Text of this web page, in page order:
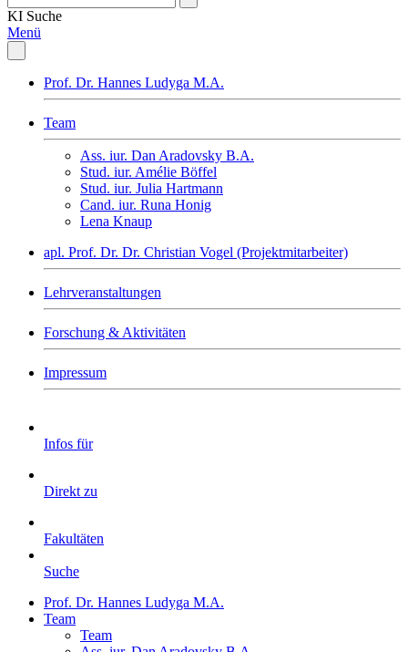
KI Suche
Menü
Prof. Dr. Hannes Ludyga M.A.
Team
Ass. iur. Dan Aradovsky B.A.
Stud. iur. Amélie Böffel
Stud. iur. Julia Hartmann
Cand. iur. Runa Honig
Lena Knaup
apl. Prof. Dr. Dr. Christian Vogel (Projektmitarbeiter)
Lehrveranstaltungen
Forschung & Aktivitäten
Impressum
Infos für
Direkt zu
Fakultäten
Suche
Prof. Dr. Hannes Ludyga M.A.
Team
Team